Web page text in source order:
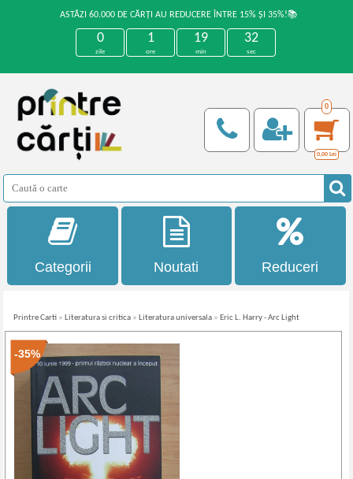
ASTĂZI 60.000 DE CĂRȚI AU REDUCERE ÎNTRE 15% ȘI 35%!📚
0
zile
1
ore
19
min
32
sec
0
0,00 Lei
Categorii Noutati Reduceri
Printre Carti » Literatura si critica » Literatura universala » Eric L. Harry - Arc Light
-35%